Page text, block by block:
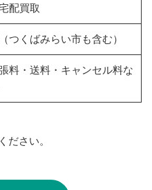
配買取
つくばみらい市も含む）
料・送料・キャンセル料な
ださい。